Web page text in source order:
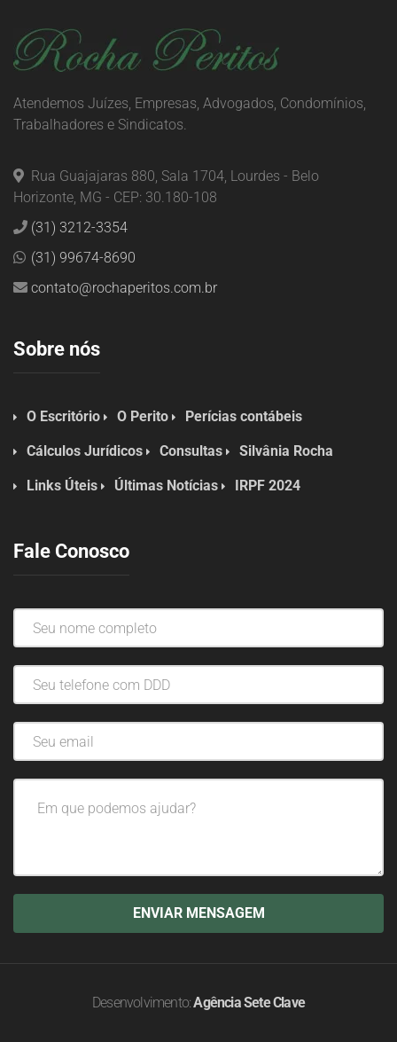
Atendemos Juízes, Empresas, Advogados, Condomínios,
Trabalhadores e Sindicatos.
Rua Guajajaras 880, Sala 1704, Lourdes - Belo
Horizonte, MG - CEP: 30.180-108
(31) 3212-3354
(31) 99674-8690
contato@rochaperitos.com.br
Sobre nós
O Escritório O Perito Perícias contábeis
Cálculos Jurídicos Consultas Silvânia Rocha
Links Úteis Últimas Notícias IRPF 2024
Fale Conosco
Desenvolvimento:Agência Sete Clave